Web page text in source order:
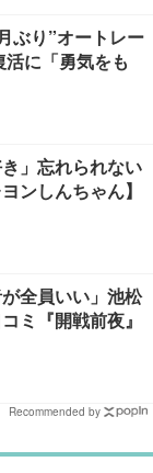
ぶり”オートレー
に「勇気をも
」忘れられない
ンしんちゃん】
全員いい」池松
ミ『開戦前夜』
Recommended by